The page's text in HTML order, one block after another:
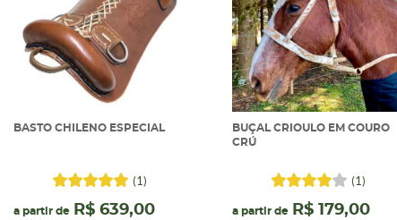
BASTO CHILENO ESPECIAL
(1)
a partir de R$ 639,00
BUÇAL CRIOULO EM COURO
CRÚ
(1)
a partir de R$ 179,00